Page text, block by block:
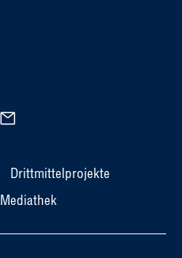
Drittmittelprojekte
Mediathek